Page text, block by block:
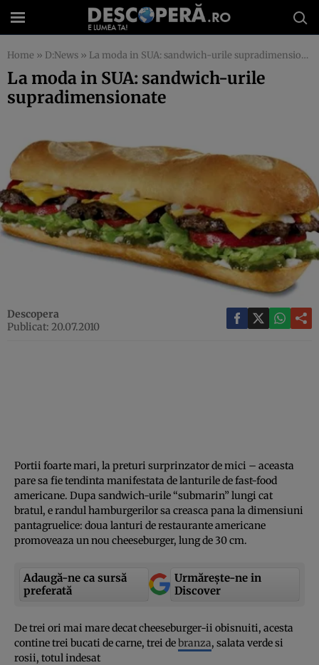
Home » D:News » La moda in SUA: sandwich-urile supradimensionate
La moda in SUA: sandwich-urile
supradimensionate
Descopera
Publicat: 20.07.2010
Portii foarte mari, la preturi surprinzator de mici – aceasta
pare sa fie tendinta manifestata de lanturile de fast-food
americane. Dupa sandwich-urile “submarin” lungi cat
bratul, e randul hamburgerilor sa creasca pana la dimensiuni
pantagruelice: doua lanturi de restaurante americane
promoveaza un nou cheeseburger, lung de 30 cm.
Adaugă-ne ca sursă
preferată
Urmărește-ne in
Discover
De trei ori mai mare decat cheeseburger-ii obisnuiti, acesta
contine trei bucati de carne, trei debranza, salata verde si
rosii, totul indesat